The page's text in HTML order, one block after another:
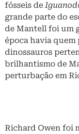
fósseis de
grande parte do
de Mantell foi um
época havia quem
dinossauros
brilhantismo de
perturbação em
Richard Owen foi